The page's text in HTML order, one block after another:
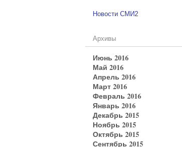
Новости СМИ2
Архивы
Июнь 2016
Май 2016
Апрель 2016
Март 2016
Февраль 2016
Январь 2016
Декабрь 2015
Ноябрь 2015
Октябрь 2015
Сентябрь 2015